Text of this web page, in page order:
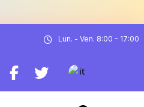
Lun. - Ven. 8:00 - 17:00